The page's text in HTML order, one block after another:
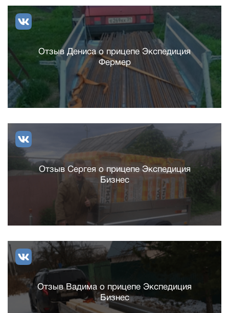
Отзыв Дениса о прицепе Экспедиция
Фермер
Отзыв Сергея о прицепе Экспедиция
Бизнес
Отзыв Вадима о прицепе Экспедиция
Бизнес